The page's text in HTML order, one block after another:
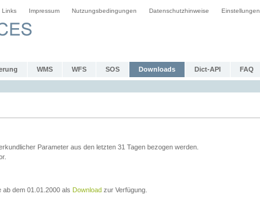
Links Impressum Nutzungsbedingungen Datenschutzhinweise Einstellungen
WMS WFS SOS Downloads Dict-API FAQ
Parameter aus den letzten 31 Tagen bezogen werden.
dem 01.01.2000 als Download zur Verfügung.